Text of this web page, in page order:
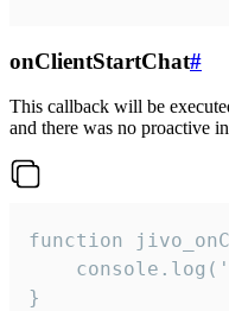
onClientStartChat#
This callback will be
and there was no proactive
function
}